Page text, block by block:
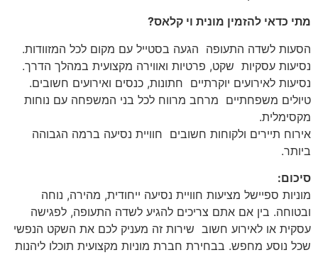
מתי כדאי להזמין מונית וי קלאס?
הסעות לשדה התעופה הגעה בסטייל עם מקום לכל המזוודות.
נסיעות עסקיות שקט, פרטיות ואווירה מקצועית במהלך הדרך.
נסיעות לאירועים יוקרתיים חתונות, כנסים ואירועים חשובים.
טיולים משפחתיים מרחב מרווח לכל בני המשפחה עם נוחות
מקסימלית.
אירוח תיירים ולקוחות חשובים חוויית נסיעה ברמה הגבוהה
ביותר.
סיכום:
מוניות ספיישל מציעות חוויית נסיעה ייחודית, מהירה, נוחה
ובטוחה. בין אם אתם צריכים להגיע לשדה התעופה, לפגישה
עסקית או לאירוע חשוב שירות זה מעניק לכם את השקט הנפשי
שכל נוסע מחפש. בבחירת חברת מוניות מקצועית תוכלו ליהנות